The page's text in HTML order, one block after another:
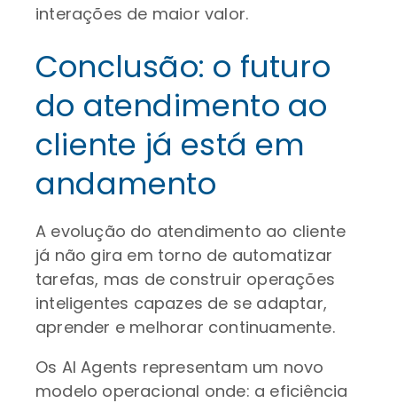
interações de maior valor.
Conclusão: o futuro
do atendimento ao
cliente já está em
andamento
A evolução do atendimento ao cliente
já não gira em torno de automatizar
tarefas, mas de construir operações
inteligentes capazes de se adaptar,
aprender e melhorar continuamente.
Os AI Agents representam um novo
modelo operacional onde: a eficiência